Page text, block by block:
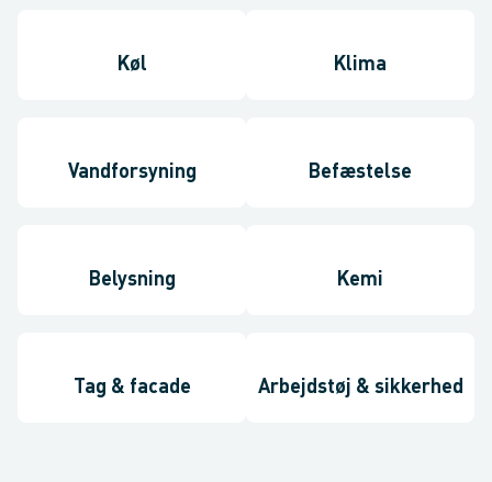
Køl Klima
Vandforsyning Befæstelse
Belysning Kemi
Tag & facade Arbejdstøj & sikkerhed